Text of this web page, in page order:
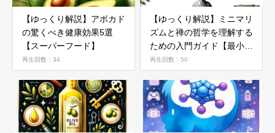
【ゆっくり解説】アボカド
の驚くべき健康効果5選
【スーパーフード】
再生回数：34
【ゆっくり解説】ミニマリ
ズムと禅の哲学を理解する
ための入門ガイド【最小限
のモノしか持たない生き
方】
再生回数：50